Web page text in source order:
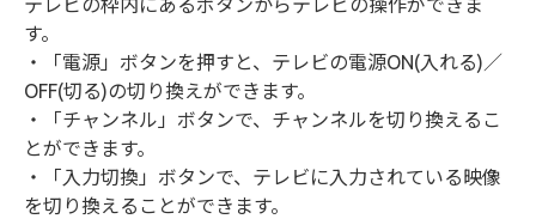
テレビの枠内にあるボタンからテレビの操作ができま
す。
・「電源」ボタンを押すと、テレビの電源ON(入れる)／
OFF(切る)の切り換えができます。
・「チャンネル」ボタンで、チャンネルを切り換えるこ
とができます。
・「入力切換」ボタンで、テレビに入力されている映像
を切り換えることができます。